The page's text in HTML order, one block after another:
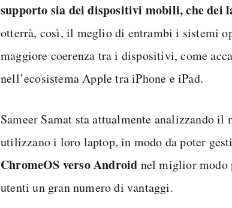
supporto sia dei dispositivi mobili, che dei
otterrà, così, il meglio di entrambi i sistemi
maggiore coerenza tra i dispositivi, come
nell’ecosistema Apple tra iPhone e iPad.
Sameer Samat sta attualmente analizzando il
utilizzano i loro laptop, in modo da poter
ChromeOS verso Android nel miglior modo
utenti un gran numero di vantaggi.